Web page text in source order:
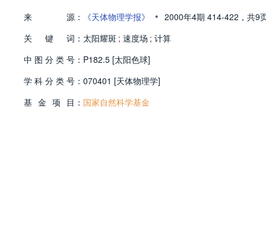
来
源： 《天体物理学报》 • 2000年4期 414-422， 共9
关
键 词： 太阳耀斑 ; 速度场 ; 计算
中 图 分 类 号： P182.5 [太阳色球]
学 科 分 类 号： 070401 [天体物理学]
基 金 项 目： 国家自然科学基金